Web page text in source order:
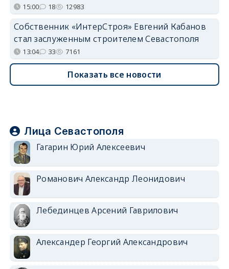
15:00 18 12983
Собственник «ИнтерСтроя» Евгений Кабанов
стал заслуженным строителем Севастополя
13:04 33 7161
Показать все новости
Лица Севастополя
Гагарин Юрий Алексеевич
Романович Александр Леонидович
Лебединцев Арсений Гаврилович
Александер Георгий Александрович